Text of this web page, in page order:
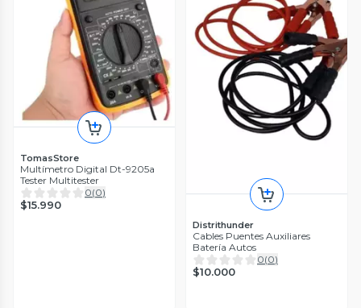
TomasStore
Multímetro Digital Dt-9205a
Tester Multitester
0(0)
$15.990
Distrithunder
Cables Puentes Auxiliares
Batería Autos
0(0)
$10.000